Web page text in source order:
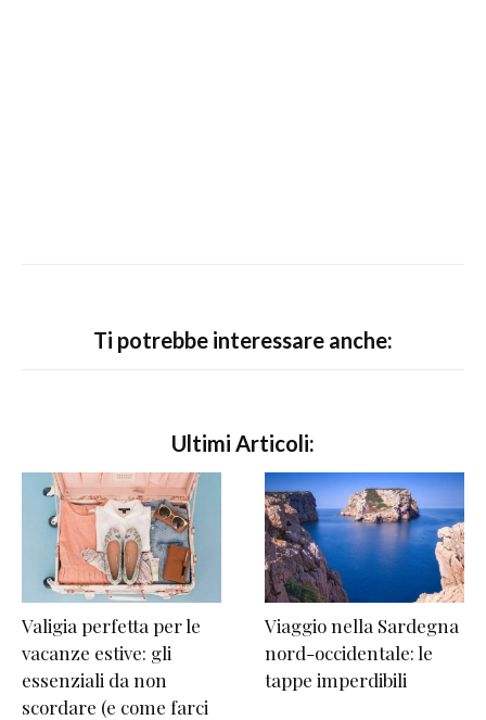
Ti potrebbe interessare anche:
Ultimi Articoli:
Valigia perfetta per le
vacanze estive: gli
essenziali da non
scordare (e come farci
Viaggio nella Sardegna
nord-occidentale: le
tappe imperdibili